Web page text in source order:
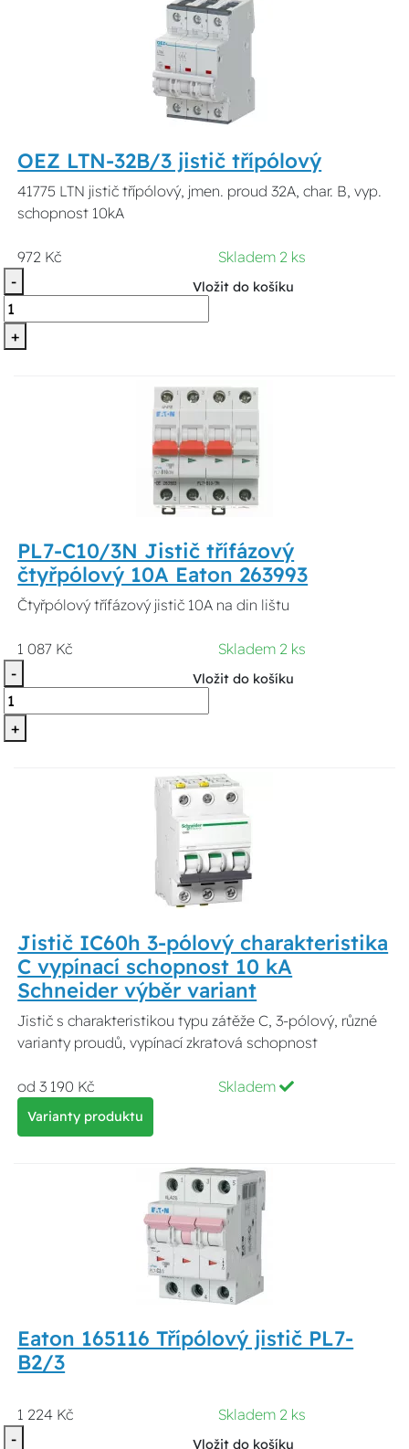
OEZ LTN-32B/3 jistič třípólový
41775 LTN jistič třípólový, jmen. proud 32A, char. B, vyp.
schopnost 10kA
972 Kč
Skladem 2 ks
-
+
Vložit do košíku
PL7-C10/3N Jistič třífázový
čtyřpólový 10A Eaton 263993
Čtyřpólový třífázový jistič 10A na din lištu
1 087 Kč
Skladem 2 ks
-
+
Vložit do košíku
Jistič IC60h 3-pólový charakteristika
C vypínací schopnost 10 kA
Schneider výběr variant
Jistič s charakteristikou typu zátěže C, 3-pólový, různé
varianty proudů, vypínací zkratová schopnost
od 3 190 Kč Skladem
Varianty produktu
Eaton 165116 Třípólový jistič PL7-
B2/3
1 224 Kč
Skladem 2 ks
-
Vložit do košíku